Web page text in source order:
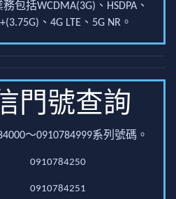
包括WCDMA(3G)、HSDPA、
、4G LTE、5G NR。
門號查詢
～0910784999系列號碼。
0910784250
0910784251